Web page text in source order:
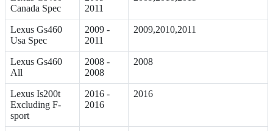
Canada Spec
2011
Lexus Gs460
Usa Spec
2009 -
2011
2009,2010,2011
Lexus Gs460
All
2008 -
2008
2008
Lexus Is200t
Excluding F-
sport
2016 -
2016
2016